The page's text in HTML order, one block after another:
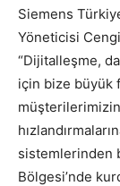
Siemens
Yöneticisi
“Dijitalleşme,
için bize büyük
sistemlerinden
Bölgesi’nde